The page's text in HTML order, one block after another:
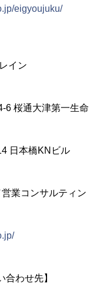
eigyoujuku/
イン
通大津第一生命
本橋KNビル
業コンサルティン
合わせ先】